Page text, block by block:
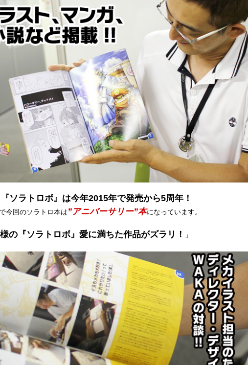
ソラトロボ』は今年2015年で発売から5周年！
今回のソラトロ本は”アニバーサリー”本になっています。
の『ソラトロボ』愛に満ちた作品がズラリ！ 」